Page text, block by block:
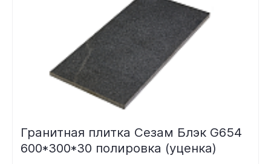
Гранитная плитка Сезам Блэк G654
600*300*30 полировка (уценка)